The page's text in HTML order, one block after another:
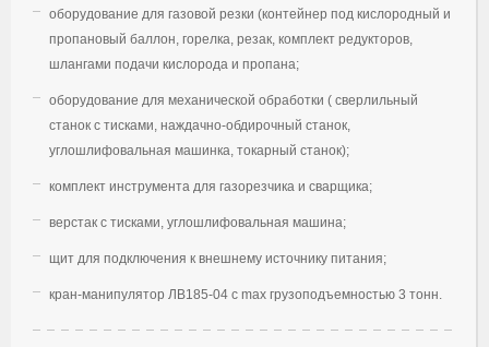
оборудование для газовой резки (контейнер под кислородный и
пропановый баллон, горелка, резак, комплект редукторов,
шлангами подачи кислорода и пропана;
оборудование для механической обработки ( сверлильный
станок с тисками, наждачно-обдирочный станок,
углошлифовальная машинка, токарный станок);
комплект инструмента для газорезчика и сварщика;
верстак с тисками, углошлифовальная машина;
щит для подключения к внешнему источнику питания;
кран-манипулятор ЛВ185-04 c max грузоподъемностью 3 тонн.